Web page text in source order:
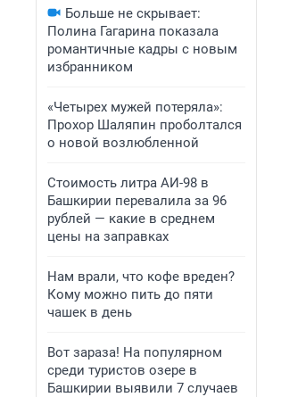
Больше не скрывает:
Полина Гагарина показала
романтичные кадры с новым
избранником
«Четырех мужей потеряла»:
Прохор Шаляпин проболтался
о новой возлюбленной
Стоимость литра АИ-98 в
Башкирии перевалила за 96
рублей — какие в среднем
цены на заправках
Нам врали, что кофе вреден?
Кому можно пить до пяти
чашек в день
Вот зараза! На популярном
среди туристов озере в
Башкирии выявили 7 случаев